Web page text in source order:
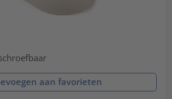
aan favorieten